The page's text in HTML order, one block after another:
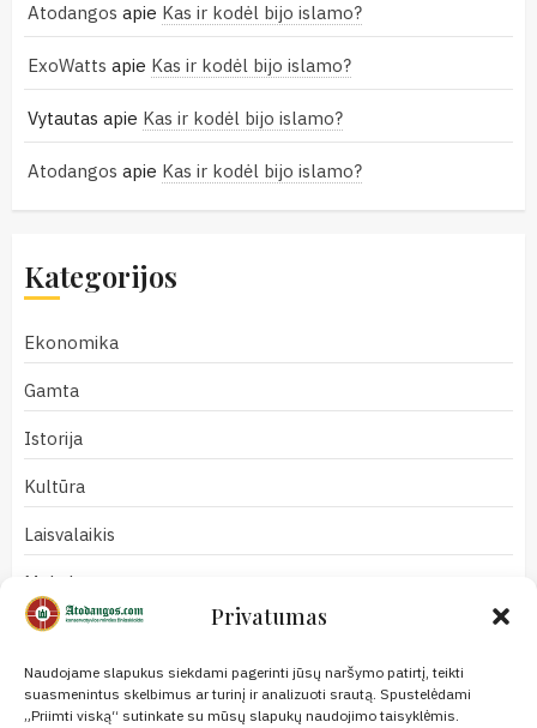
Privatumas
Naudojame slapukus siekdami pagerinti jūsų naršymo patirtį, teikti
suasmenintus skelbimus ar turinį ir analizuoti srautą. Spustelėdami
„Priimti viską“ sutinkate su mūsų slapukų naudojimo taisyklėmis.
Atodangos apie Kas ir kodėl bijo islamo?
ExoWatts apie Kas ir kodėl bijo islamo?
Vytautas apie Kas ir kodėl bijo islamo?
Atodangos apie Kas ir kodėl bijo islamo?
Kategorijos
Ekonomika
Gamta
Istorija
Kultūra
Laisvalaikis
Mokslas
Naujienos
Nuomonės